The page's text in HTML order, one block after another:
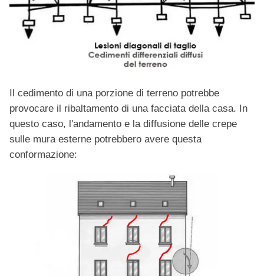
Il cedimento di una porzione di terreno potrebbe
provocare il ribaltamento di una facciata della casa. In
questo caso, l'andamento e la diffusione delle crepe
sulle mura esterne potrebbero avere questa
conformazione: